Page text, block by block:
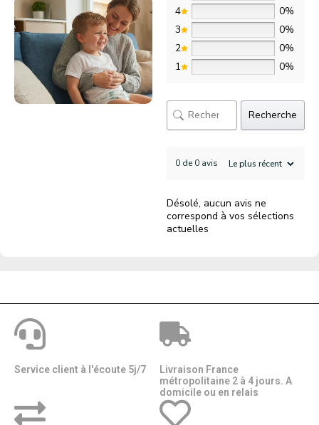
4
0%
3
0%
2
0%
1
0%
Recherche
0 de 0 avis
Désolé, aucun avis ne
correspond à vos sélections
actuelles
Service client à l'écoute 5j/7
Livraison France
métropolitaine 2 à 4 jours. A
domicile ou en relais​​